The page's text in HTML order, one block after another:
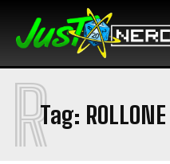
Tag: ROLLONE
R